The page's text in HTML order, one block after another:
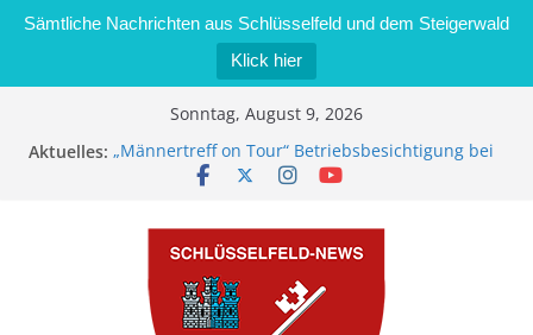
Sämtliche Nachrichten aus Schlüsselfeld und dem Steigerwald
Klick hier
Sonntag, August 9, 2026
Aktuelles: „Männertreff on Tour“ Betriebsbesichtigung bei
der Schreinerei Zimmermann GmbH
Brand in Sägewerk in Bernroth schnell unter
Kontrolle
Stadt Schlüsselfeld bietet Online-Anmeldung für
Kindergartenplätze an
Dieseldiebstahl im Wert von 600 Euro